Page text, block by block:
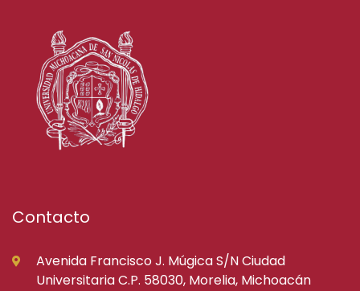
Contacto
Avenida Francisco J. Múgica S/N Ciudad
Universitaria C.P. 58030, Morelia, Michoacán